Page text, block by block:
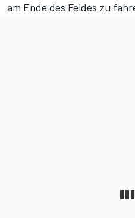
am Ende des Feldes zu